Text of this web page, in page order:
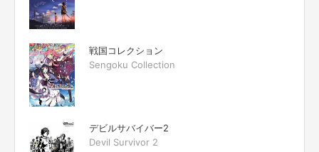
戦国コレクション
Sengoku Collection
デビルサバイバー2
Devil Survivor 2